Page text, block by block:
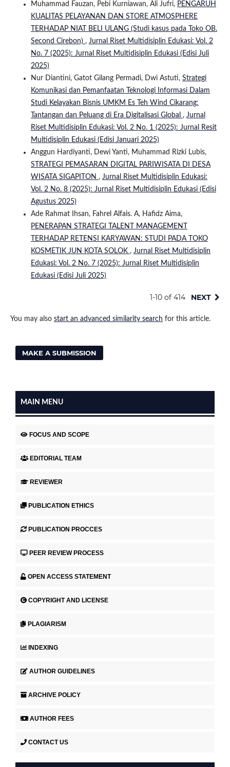
Muhammad Fauzan, Pebi Kurniawan, Ali Jufri, PENGARUH
KUALITAS PELAYANAN DAN STORE ATMOSPHERE
TERHADAP NIAT BELI ULANG (Studi kasus pada Toko OB.
Second Cirebon) , Jurnal Riset Multidisiplin Edukasi: Vol. 2
No. 7 (2025): Jurnal Riset Multidisiplin Edukasi (Edisi Juli
2025)
Nur Diantini, Gatot Gilang Permadi, Dwi Astuti, Strategi
Komunikasi dan Pemanfaatan Teknologi Informasi Dalam
Studi Kelayakan Bisnis UMKM Es Teh Wind Cikarang:
Tantangan dan Peluang di Era Digitalisasi Global , Jurnal
Riset Multidisiplin Edukasi: Vol. 2 No. 1 (2025): Jurnal Resit
Multidisiplin Edukasi (Edisi Januari 2025)
Anggun Hardiyanti, Dewi Yanti, Muhammad Rizki Lubis,
STRATEGI PEMASARAN DIGITAL PARIWISATA DI DESA
WISATA SIGAPITON , Jurnal Riset Multidisiplin Edukasi:
Vol. 2 No. 8 (2025): Jurnal Riset Multidisiplin Edukasi (Edisi
Agustus 2025)
Ade Rahmat Ihsan, Fahrel Alfais. A, Hafidz Aima,
PENERAPAN STRATEGI TALENT MANAGEMENT
TERHADAP RETENSI KARYAWAN: STUDI PADA TOKO
KOSMETIK JUN KOTA SOLOK , Jurnal Riset Multidisiplin
Edukasi: Vol. 2 No. 7 (2025): Jurnal Riset Multidisiplin
Edukasi (Edisi Juli 2025)
1-10 of 414 NEXT
You may also start an advanced similarity search for this article.
MAKE A SUBMISSION
MAIN MENU
FOCUS AND SCOPE
EDITORIAL TEAM
REVIEWER
PUBLICATION ETHICS
PUBLICATION PROCCES
PEER REVIEW PROCESS
OPEN ACCESS STATEMENT
COPYRIGHT AND LICENSE
PLAGIARISM
INDEXING
AUTHOR GUIDELINES
ARCHIVE POLICY
AUTHOR FEES
CONTACT US